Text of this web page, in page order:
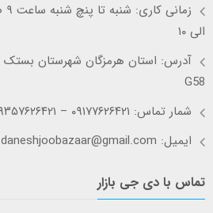
الی ۱۰
G58
شمار تماس: ۰۹۱۷۷۶۲۶۴۲۱ – ۰۹۳۵۷۶۲۶۴۲۱
ایمیل: daneshjoobazaar@gmail.com
تماس با دی جی بازار